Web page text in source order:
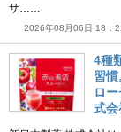
サ……
2026年08月06日 18：
4種
習
ロ
式会